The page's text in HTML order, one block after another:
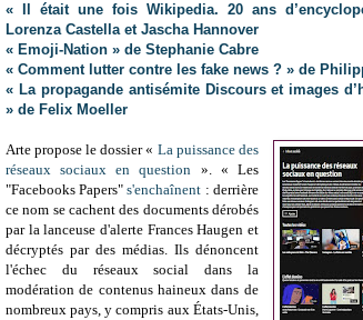
« Il était une fois Wikipedia. 20 ans
Lorenza Castella et Jascha Hannover
« Emoji-Nation » de Stephanie Cabre
« Comment lutter contre les fake news ? » de
« La propagande antisémite Discours et images
» de Felix Moeller
Arte propose le dossier « La puissance des
réseaux sociaux en question ». « Les
"Facebooks Papers"s'enchaînent : derrière
ce nom se cachent des documents dérobés
par la lanceuse d'alerte Frances Haugen et
décryptés par des médias. Ils dénoncent
l'échec du réseaux social dans la
modération de contenus haineux dans de
nombreux pays, y compris aux États-Unis,